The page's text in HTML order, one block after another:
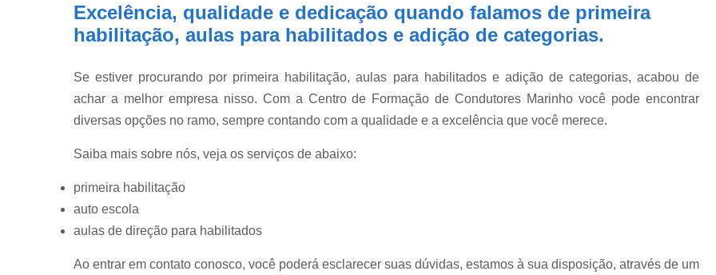
Excelência, qualidade e dedicação quando falamos de primeira
habilitação, aulas para habilitados e adição de categorias.
Se estiver procurando por primeira habilitação, aulas para habilitados e adição de categorias, acabou de
achar a melhor empresa nisso. Com a Centro de Formação de Condutores Marinho você pode encontrar
diversas opções no ramo, sempre contando com a qualidade e a excelência que você merece.
Saiba mais sobre nós, veja os serviços de abaixo:
primeira habilitação
auto escola
aulas de direção para habilitados
Ao entrar em contato conosco, você poderá esclarecer suas dúvidas, estamos à sua disposição, através de um